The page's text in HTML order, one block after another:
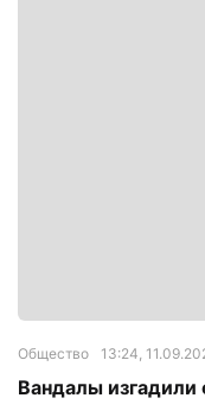
Общество 13:24,
Вандалы изгадили